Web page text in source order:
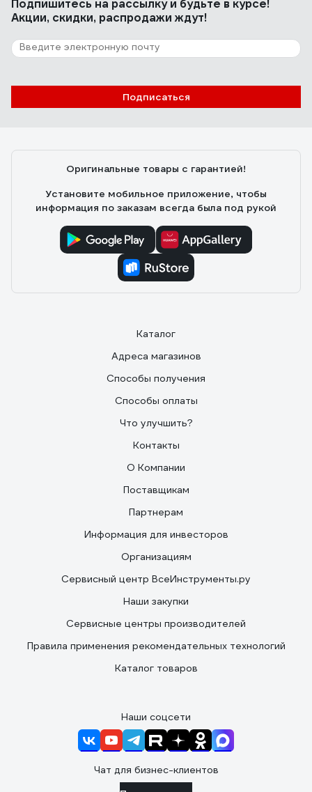
Подпишитесь на рассылкуи будьте в курсе!
Акции, скидки, распродажи ждут!
Подписаться
Оригинальные товары с гарантией!
Установите мобильное приложение, чтобы
информация по заказам всегда была под рукой
Каталог
Адреса магазинов
Способы получения
Способы оплаты
Что улучшить?
Контакты
О Компании
Поставщикам
Партнерам
Информация для инвесторов
Организациям
Сервисный центр ВсеИнструменты.ру
Наши закупки
Сервисные центры производителей
Правила применения рекомендательных технологий
Каталог товаров
Наши соцсети
Чат для бизнес-клиентов